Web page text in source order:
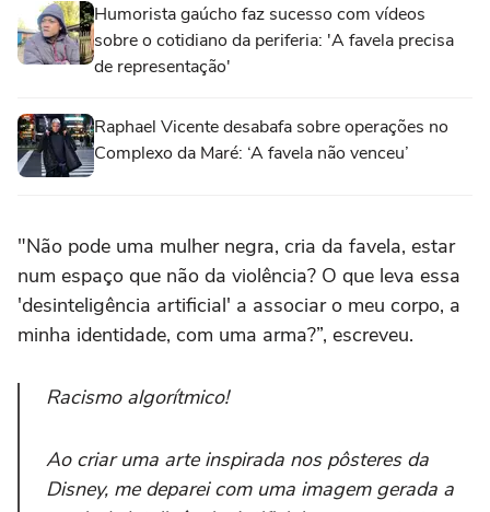
Humorista gaúcho faz sucesso com vídeos
sobre o cotidiano da periferia: 'A favela precisa
de representação'
Raphael Vicente desabafa sobre operações no
Complexo da Maré: ‘A favela não venceu’
"Não pode uma mulher negra, cria da favela, estar
num espaço que não da violência? O que leva essa
'desinteligência artificial' a associar o meu corpo, a
minha identidade, com uma arma?”, escreveu.
Racismo algorítmico!
Ao criar uma arte inspirada nos pôsteres da
Disney, me deparei com uma imagem gerada a